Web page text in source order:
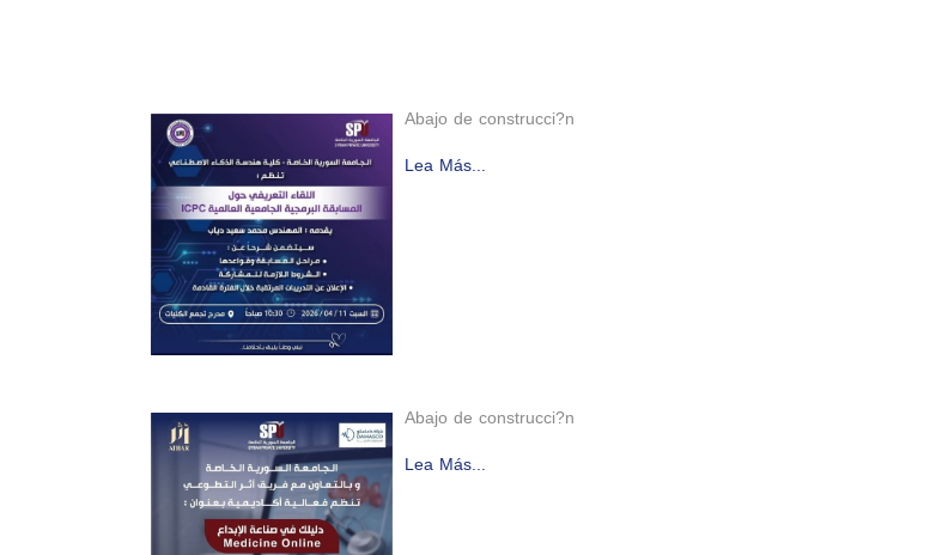
Abajo de construcci?n
Lea Más...
Abajo de construcci?n
Lea Más...